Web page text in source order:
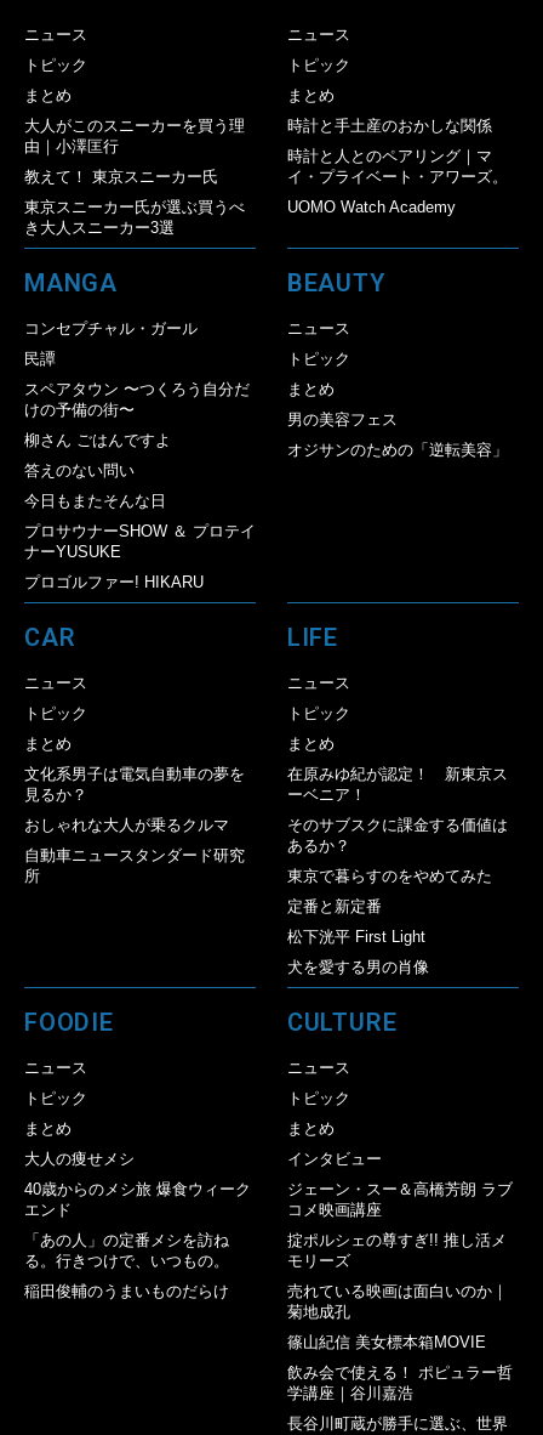
ニュース
トピック
まとめ
大人がこのスニーカーを買う理
由｜小澤匡行
教えて！ 東京スニーカー氏
東京スニーカー氏が選ぶ買うべ
き大人スニーカー3選
ニュース
トピック
まとめ
時計と手土産のおかしな関係
時計と人とのペアリング｜マ
イ・プライベート・アワーズ。
UOMO Watch Academy
MANGA
コンセプチャル・ガール
民譚
スペアタウン 〜つくろう自分だ
けの予備の街〜
柳さん ごはんですよ
答えのない問い
今日もまたそんな日
プロサウナーSHOW ＆ プロテイ
ナーYUSUKE
プロゴルファー! HIKARU
BEAUTY
ニュース
トピック
まとめ
男の美容フェス
オジサンのための「逆転美容」
CAR
ニュース
トピック
まとめ
文化系男子は電気自動車の夢を
見るか？
おしゃれな大人が乗るクルマ
自動車ニュースタンダード研究
所
LIFE
ニュース
トピック
まとめ
在原みゆ紀が認定！ 新東京ス
ーベニア！
そのサブスクに課金する価値は
あるか？
東京で暮らすのをやめてみた
定番と新定番
松下洸平 First Light
犬を愛する男の肖像
FOODIE
ニュース
トピック
まとめ
大人の痩せメシ
40歳からのメシ旅 爆食ウィーク
エンド
「あの人」の定番メシを訪ね
る。行きつけで、いつもの。
稲田俊輔のうまいものだらけ
CULTURE
ニュース
トピック
まとめ
インタビュー
ジェーン・スー＆高橋芳朗 ラブ
コメ映画講座
掟ポルシェの尊すぎ!! 推し活メ
モリーズ
売れている映画は面白いのか｜
菊地成孔
篠山紀信 美女標本箱MOVIE
飲み会で使える！ ポピュラー哲
学講座｜谷川嘉浩
長谷川町蔵が勝手に選ぶ、世界